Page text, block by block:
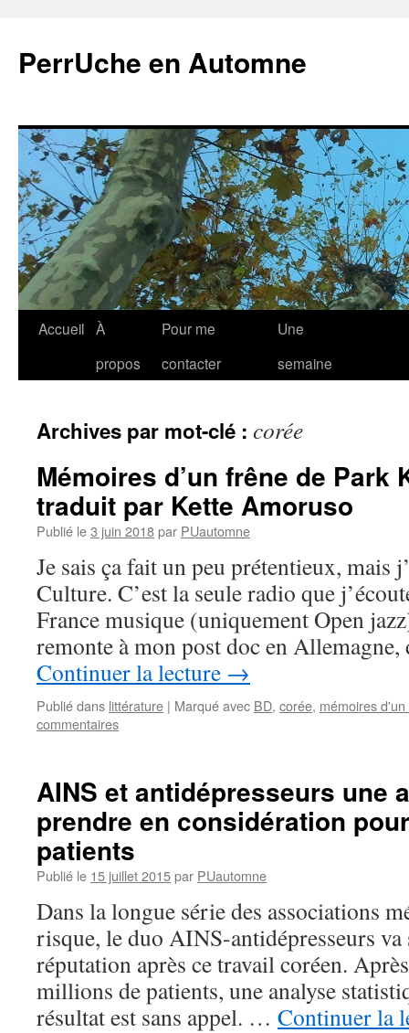
contenu
PerrUche en Automne
Accueil À
propos
Pour me
contacter
Une
semaine
Archives par mot-clé : corée
Mémoires d’un frêne de Park
traduit par Kette Amoruso
Publié le3 juin 2018par PUautomne
Je sais ça fait un peu prétentieux, mais
Culture. C’est la seule radio que
France musique (uniquement Open
remonte à mon post doc en
Continuer la lecture →
Publié dans littérature | Marqué avec BD, corée, mémoires
commentaires
AINS et antidépresseurs une
prendre en considération
patients
Publié le 15 juillet 2015par PUautomne
Dans la longue série des associations
risque, le duo AINS-antidépresseurs
réputation après ce travail coréen.
millions de patients, une analyse
résultat est sans appel. … Continuer la